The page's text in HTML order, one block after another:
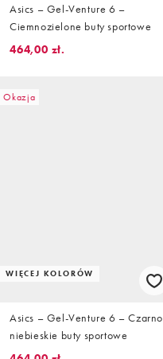
Asics – Gel-Venture 6 –
Ciemnozielone buty sportowe
464,00 zł.
Okazja
WIĘCEJ KOLORÓW
Asics – Gel-Venture 6 –
niebieskie buty sportowe